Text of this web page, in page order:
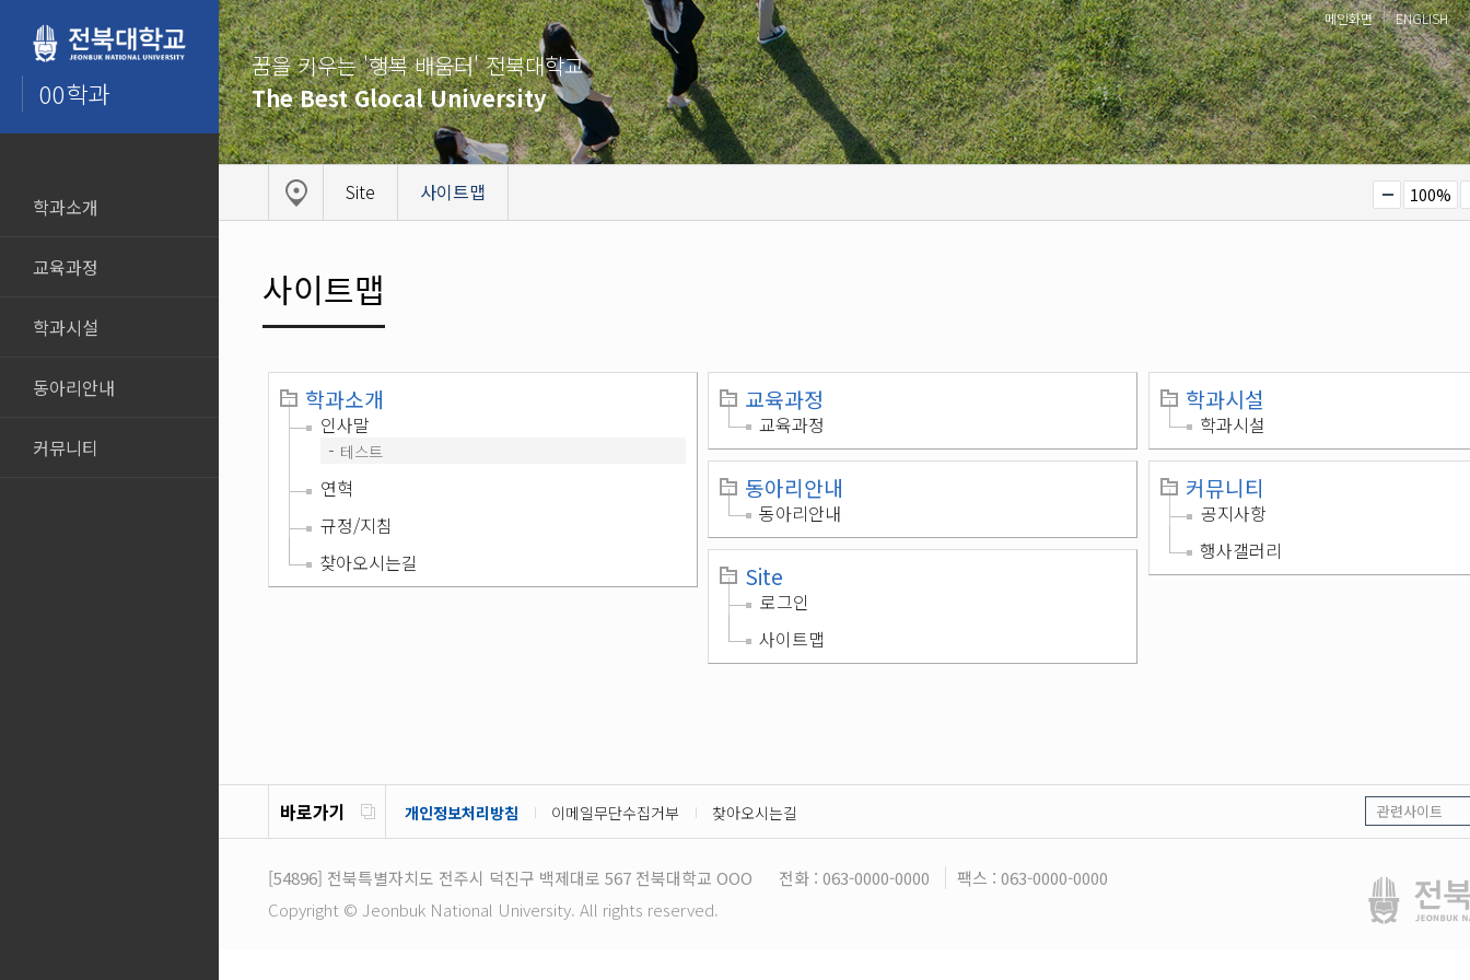
00학과
메인화면 ENGLISH
학과소개
교육과정
학과시설
동아리안내
커뮤니티
꿈을 키우는 '행복 배움터' 전북대학교
The Best Glocal University
Site 사이트맵 100%
사이트맵
학과소개
인사말
테스트
연혁
규정/지침
찾아오시는길
교육과정
교육과정
학과시설
학과시설
동아리안내
동아리안내
커뮤니티
공지사항
행사갤러리
Site
로그인
사이트맵
바로가기 개인정보처리방침 이메일무단수집거부 찾아오시는길
[54896] 전북특별자치도 전주시 덕진구 백제대로 567 전북대학교 OOO 전화 : 063-0000-0000
팩스 : 063-0000-0000
Copyright © Jeonbuk National University. All rights reserved.